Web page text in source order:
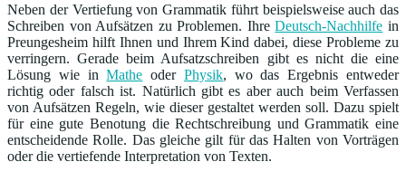
Neben der Vertiefung von Grammatik führt beispielsweise auch das
Schreiben von Aufsätzen zu Problemen. IhreDeutsch-Nachhilfe in
Preungesheim hilft Ihnen und Ihrem Kind dabei, diese Probleme zu
verringern. Gerade beim Aufsatzschreiben gibt es nicht die eine
Lösung wie inMathe oder Physik, wo das Ergebnis entweder
richtig oder falsch ist. Natürlich gibt es aber auch beim Verfassen
von Aufsätzen Regeln, wie dieser gestaltet werden soll. Dazu spielt
für eine gute Benotung die Rechtschreibung und Grammatik eine
entscheidende Rolle. Das gleiche gilt für das Halten von Vorträgen
oder die vertiefende Interpretation von Texten.